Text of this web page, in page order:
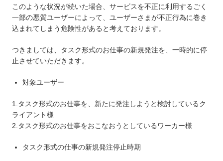
このような状況が続いた場合、サービスを不正に利用するごく
一部の悪質ユーザーによって、ユーザーさまが不正行為に巻き
込まれてしまう危険性があると考えております。
つきましては、タスク形式のお仕事の新規発注を、一時的に停
止させていただきます。
対象ユーザー
1.タスク形式のお仕事を、新たに発注しようと検討しているク
ライアント様
2.タスク形式のお仕事をおこなおうとしているワーカー様
タスク形式の仕事の新規発注停止時期